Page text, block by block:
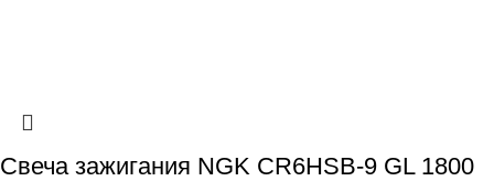
Свеча зажигания NGK CR6HSB-9 GL 1800